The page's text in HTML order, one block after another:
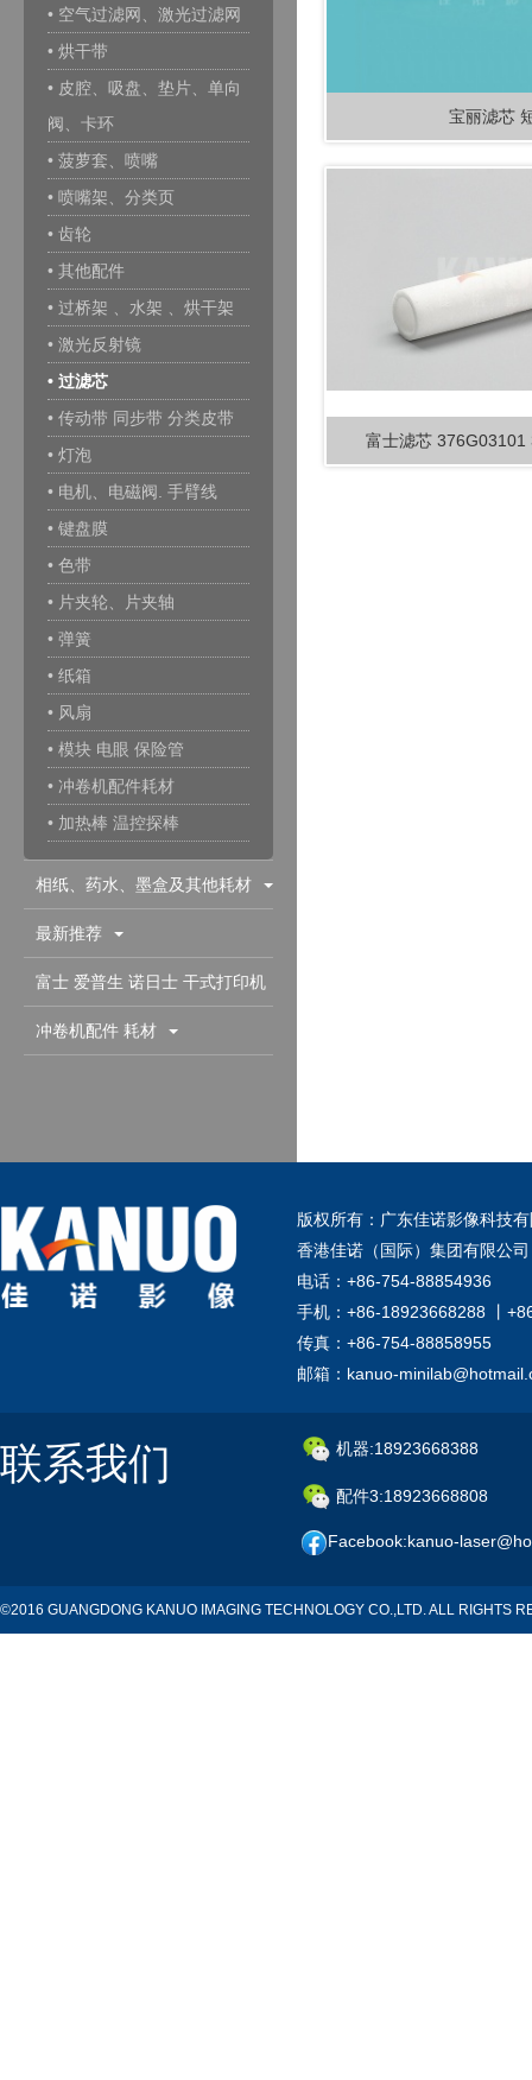
• 空气过滤网、激光过滤网
• 烘干带
• 皮腔、吸盘、垫片、单向
阀、卡环
• 菠萝套、喷嘴
• 喷嘴架、分类页
• 齿轮
• 其他配件
• 过桥架 、水架 、烘干架
• 激光反射镜
• 过滤芯
• 传动带 同步带 分类皮带
• 灯泡
• 电机、电磁阀. 手臂线
• 键盘膜
• 色带
• 片夹轮、片夹轴
• 弹簧
• 纸箱
• 风扇
• 模块 电眼 保险管
• 冲卷机配件耗材
• 加热棒 温控探棒
相纸、药水、墨盒及其他耗材
最新推荐
富士 爱普生 诺日士 干式打印机
配件耗材
冲卷机配件 耗材
宝丽滤芯
富士滤芯 376G03101
版权所有：广东佳诺影像科技
香港佳诺（国际）集团有限公
电话：+86-754-88854936
手机：+86-18923668288 丨
传真：+86-754-88858955
邮箱：kanuo-
联系我们 机器:18923668388
配件3:18923668808
Facebook:kanuo-
©2016 GUANGDONG KANUO IMAGING TECHNOLOGY CO.,LTD. ALL RIGHTS